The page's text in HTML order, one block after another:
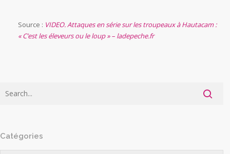
Source : VIDEO. Attaques en série sur les troupeaux à Hautacam :
« C’est les éleveurs ou le loup » – ladepeche.fr
Catégories